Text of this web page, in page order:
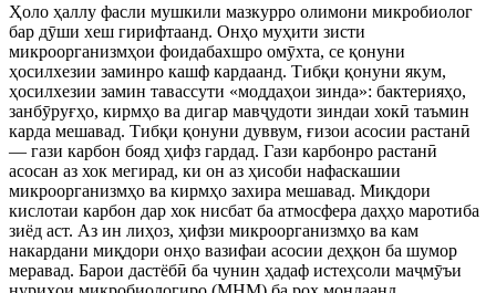
Ҳоло ҳаллу фасли мушкили мазкурро олимони микробиолог
бар дӯши хеш гирифтаанд. Онҳо муҳити зисти
микроорганизмҳои фоидабахшро омӯхта, се қонуни
ҳосилхезии заминро кашф кардаанд. Тибқи қонуни якум,
ҳосилхезии замин тавассути «моддаҳои зинда»: бактерияҳо,
занбӯруғҳо, кирмҳо ва дигар мавҷудоти зиндаи хокӣ таъмин
карда мешавад. Тибқи қонуни дуввум, ғизои асосии растанӣ
— гази карбон бояд ҳифз гардад. Гази карбонро растанӣ
асосан аз хок мегирад, ки он аз ҳисоби нафаскашии
микроорганизмҳо ва кирмҳо захира мешавад. Миқдори
кислотаи карбон дар хок нисбат ба атмосфера даҳҳо маротиба
зиёд аст. Аз ин лиҳоз, ҳифзи микроорганизмҳо ва кам
накардани миқдори онҳо вазифаи асосии деҳқон ба шумор
меравад. Барои дастёбӣ ба чунин ҳадаф истеҳсоли маҷмӯъи